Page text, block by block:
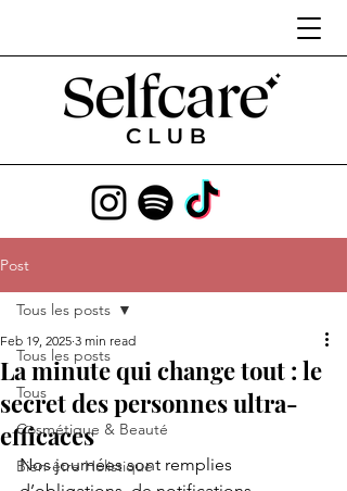
Post
Tous les posts
Tous
Cosmétique & Beauté
Bien-être Holistique
Tous les posts
La minute qui change tout : le
secret des personnes ultra-
efficaces
Feb 19, 2025 3 min read
Nos journées sont remplies